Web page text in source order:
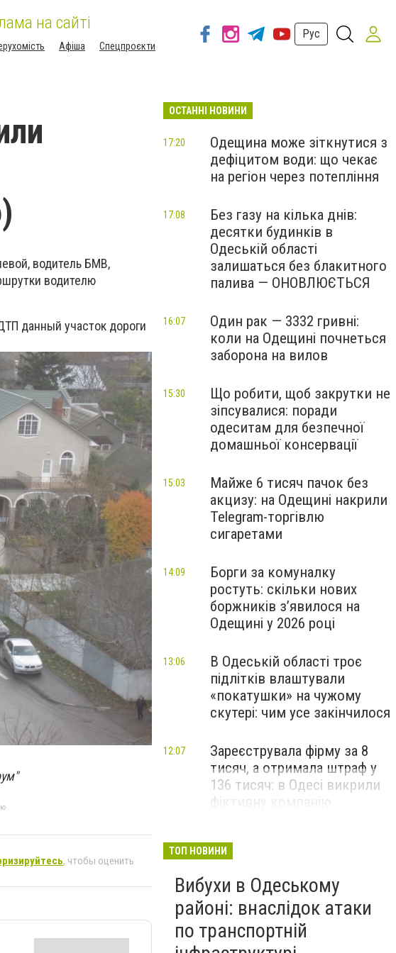
на сайті
Афіша Спецпроєкти
Рус
водитель БМВ,
водителю
данный участок дороги
, чтобы оценить
ОСТАННІ НОВИНИ
Одещина може зіткнутися з
дефіцитом води: що чекає
на регіон через потепління
17:20
Без газу на кілька днів:
десятки будинків в
Одеській області
залишаться без блакитного
палива — ОНОВЛЮЄТЬСЯ
17:08
Один рак — 3332 гривні:
коли на Одещині почнеться
заборона на вилов
16:07
Що робити, щоб закрутки не
зіпсувалися: поради
одеситам для безпечної
домашньої консервації
15:30
Майже 6 тисяч пачок без
акцизу: на Одещині накрили
Telegram-торгівлю
сигаретами
15:03
Борги за комуналку
ростуть: скільки нових
боржників з’явилося на
Одещині у 2026 році
14:09
В Одеській області троє
підлітків влаштували
«покатушки» на чужому
скутері: чим усе закінчилося
13:06
Зареєструвала фірму за 8
тисяч, а отримала штраф у
136 тисяч: в Одесі викрили
12:07
ТОП НОВИНИ
Вибухи в Одеському
районі: внаслідок атаки
по транспортній